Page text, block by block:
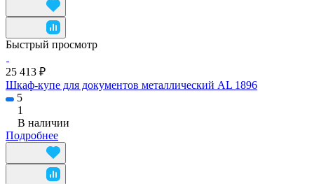
Быстрый просмотр
25 413 ₽
Шкаф-купе для документов металлический AL 1896
5
1
В наличии
Подробнее